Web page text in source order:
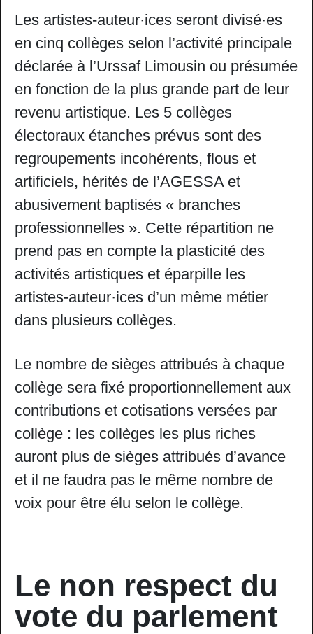
Les artistes-auteur·ices seront divisé·es
en cinq collèges selon l’activité principale
déclarée à l’Urssaf Limousin ou présumée
en fonction de la plus grande part de leur
revenu artistique. Les 5 collèges
électoraux étanches prévus sont des
regroupements incohérents, flous et
artificiels, hérités de l’AGESSA et
abusivement baptisés « branches
professionnelles ». Cette répartition ne
prend pas en compte la plasticité des
activités artistiques et éparpille les
artistes-auteur·ices d’un même métier
dans plusieurs collèges.
Le nombre de sièges attribués à chaque
collège sera fixé proportionnellement aux
contributions et cotisations versées par
collège : les collèges les plus riches
auront plus de sièges attribués d’avance
et il ne faudra pas le même nombre de
voix pour être élu selon le collège.
Le non respect du
vote du parlement